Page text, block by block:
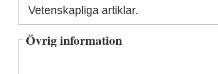
Vetenskapliga artiklar.
Övrig information